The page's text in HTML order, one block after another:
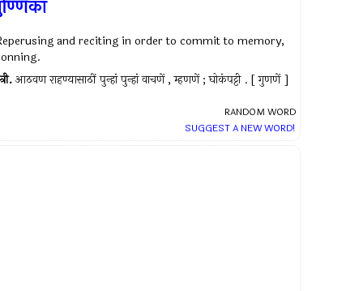
and reciting in order to commit to memory,
आठवण राहण्यासाठीं पुन्हां पुन्हां वाचणें , म्हणणें ; घोकंपट्टी . [ गुणणें ]
RANDOM WORD
SUGGEST A NEW WORD!